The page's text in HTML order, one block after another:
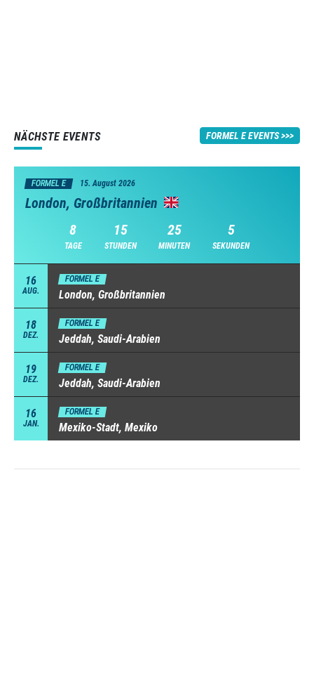
NÄCHSTE EVENTS FORMEL E EVENTS
FORMEL E 15. August 2026
London, Großbritannien
8
TAGE
15
STUNDEN
25
MINUTEN
5
SEKUNDEN
16
AUG.
FORMEL E
London, Großbritannien
18
DEZ.
FORMEL E
Jeddah, Saudi-Arabien
19
DEZ.
FORMEL E
Jeddah, Saudi-Arabien
16
JAN.
FORMEL E
Mexiko-Stadt, Mexiko